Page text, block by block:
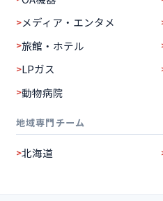
メディア・エンタメ
旅館・ホテル
LPガス
動物病院
地域専門チーム
北海道